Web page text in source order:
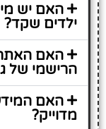
האם יש
ילדים שקד?
האם האתר
הרישמי של
האם
מדוייק?